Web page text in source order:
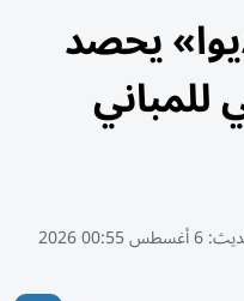
يحصد
للمباني
6 أغسطس 00:55 2026